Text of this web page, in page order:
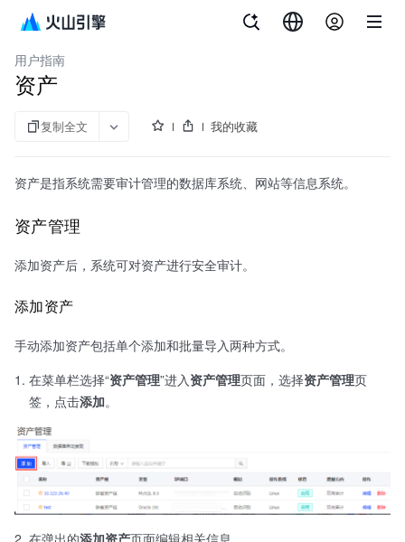
多云安全平台
用户指南
资产
复制全文 我的收藏
资产是指系统需要审计管理的数据库系统、网站等信息系统。
资产管理
添加资产后，系统可对资产进行安全审计。
添加资产
手动添加资产包括单个添加和批量导入两种方式。
在菜单栏选择“资产管理”进入资产管理页面，选择资产管理页
签，点击添加。
在弹出的添加资产页面编辑相关信息。